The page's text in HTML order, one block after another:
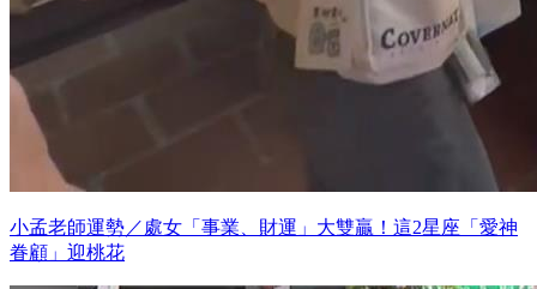
小孟老師運勢／處女「事業、財運」大雙贏！這2星座「愛神
眷顧」迎桃花